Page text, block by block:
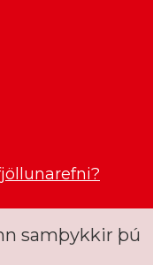
samþykkir þú